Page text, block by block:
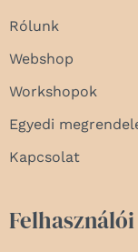
Rólunk
Webshop
Workshopok
Egyedi
Kapcsolat